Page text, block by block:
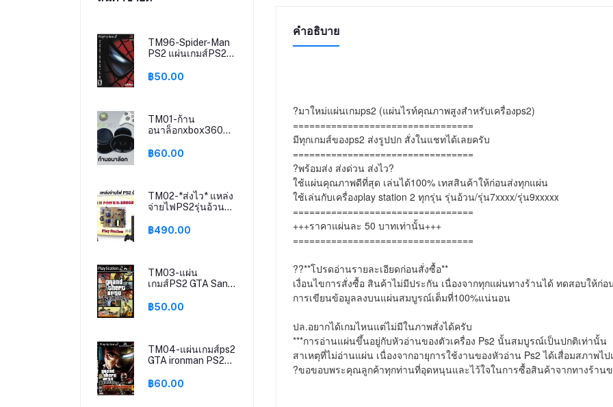
TM96-Spider-Man
PS2 แผ่นเกมส์PS2
฿50.00
TM01-ก้าน
อนาล็อกxbox360
หัวยางxbox360
฿60.00
TM02-*ส่งไว* แหล่ง
จ่ายไฟPS2รุ่นอ้วน
รุ่น35000 /
฿490.00
TM03-แผ่น
เกมส์PS2 GTA San
เพล2 Grand Theft
฿50.00
TM04-แผ่นเกมส์ps2
GTA ironman PS2
แผ่นplay2 Grand
฿60.00
คำอธิบาย
?มาใหม่แผ่นเกมps2 (แผ่นไรท์คุณภาพสูงสำหรับเครื่องps2)
=================================
มีทุกเกมส์ของps2 ส่งรูปปก สั่งในแชทได้เลยครับ
=================================
?พร้อมส่ง ส่งด่วน ส่งไว?
ใช้แผ่นคุณภาพดีที่สุด เล่นได้100% เทสสินค้าให้ก่อนส่งทุกแผ่น
ใช้เล่นกับเครื่องplay station 2 ทุกรุ่น รุ่นอ้วน/รุ่น7xxxx/รุ่น9xxxxx
=================================
+++ราคาแผ่นละ 50 บาทเท่านั้น+++
=================================
??**โปรดอ่านรายละเอียดก่อนสั่งซื้อ**
เงื่อนไขการสั่งซื้อ สินค้าไม่มีประกัน เนื่องจากทุกแผ่นทางร้านได้ ทดสอบให้ก่
การเขียนข้อมูลลงบนแผ่นสมบูรณ์เต็มที่100%แน่นอน
ปล.อยากได้เกมไหนแต่ไม่มีในภาพสั่งได้ครับ
***การอ่านแผ่นขึ้นอยู่กับหัวอ่านของตัวเครื่อง Ps2 นั้นสมบูรณ์เป็นปกติเท่านั้น
สาเหตุที่ไม่อ่านแผ่น เนื่องจากอายุการใช้งานของหัวอ่าน Ps2 ได้เสื่อมสภาพไ
?ขอขอบพระคุณลูกค้าทุกท่านที่อุดหนุนและไว้ใจในการซื้อสินค้าจากทางร้านข